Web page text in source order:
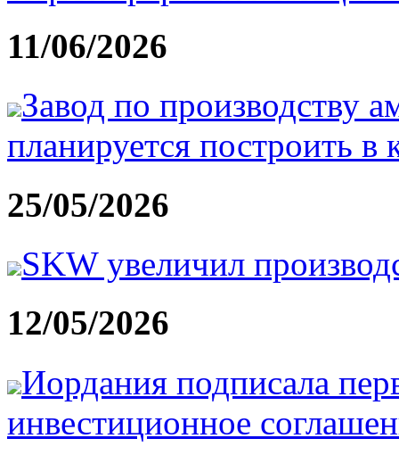
11/06/2026
Завод по производству
планируется построить в
25/05/2026
SKW увеличил
12/05/2026
Иордания подписала
инвестиционное